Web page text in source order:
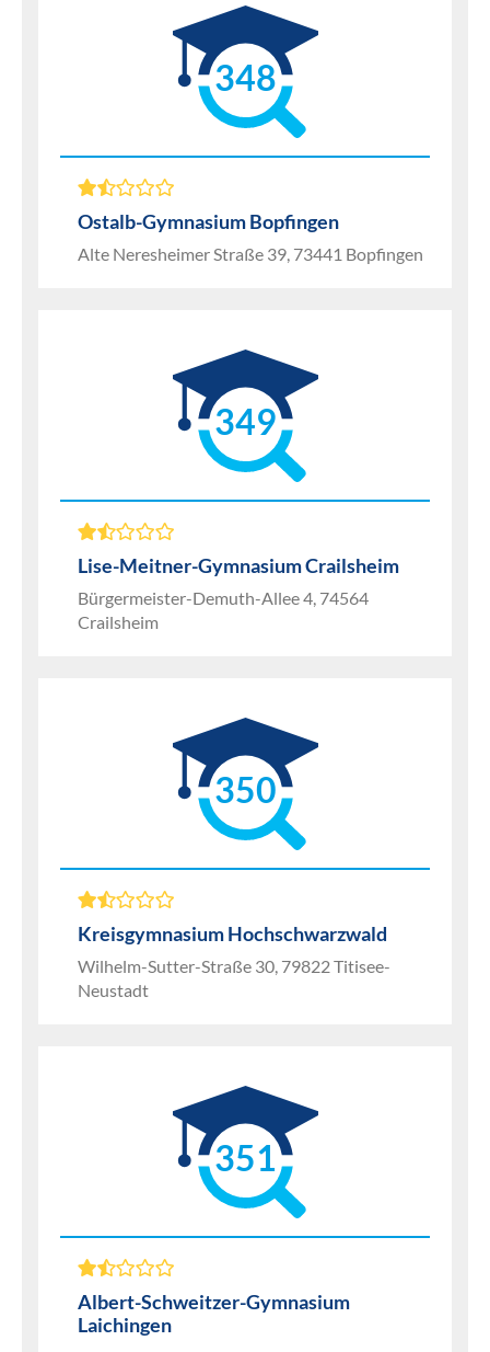
348
Ostalb-Gymnasium Bopfingen
Alte Neresheimer Straße 39, 73441 Bopfingen
349
Lise-Meitner-Gymnasium Crailsheim
Bürgermeister-Demuth-Allee 4, 74564
Crailsheim
350
Kreisgymnasium Hochschwarzwald
Wilhelm-Sutter-Straße 30, 79822 Titisee-
Neustadt
351
Albert-Schweitzer-Gymnasium
Laichingen